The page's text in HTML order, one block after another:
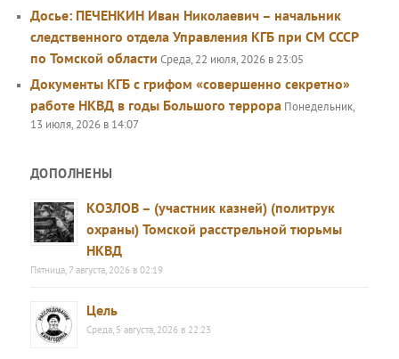
Досье: ПЕЧЕНКИН Иван Николаевич – начальник
следственного отдела Управления КГБ при СМ СССР
по Томской области Среда, 22 июля, 2026 в 23:05
Документы КГБ с грифом «совершенно секретно»
работе НКВД в годы Большого террора Понедельник,
13 июля, 2026 в 14:07
ДОПОЛНЕНЫ
КОЗЛОВ – (участник казней) (политрук
охраны) Томской расстрельной тюрьмы
НКВД
Пятница, 7 августа, 2026 в 02:19
Цель
Среда, 5 августа, 2026 в 22:23